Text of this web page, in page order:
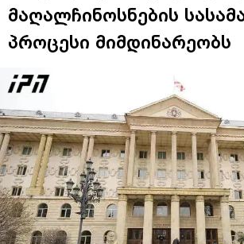
მაღალჩინოსნების
პროცესი მიმდინარეობს